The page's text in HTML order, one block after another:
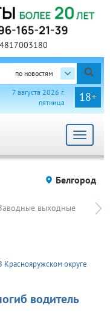
по новостям
18+
7 августа 2026 г.
пятница
Toggle
Белгород
выходные
Краснояружском округе
водитель